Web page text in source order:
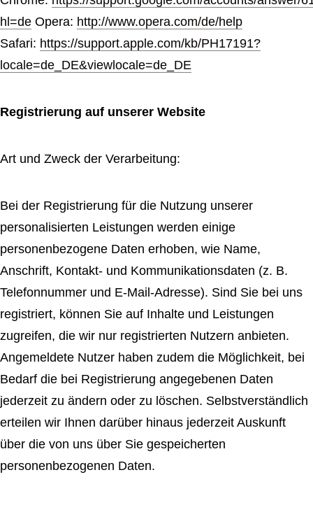
hl=de Opera: http://www.opera.com/de/help
Safari: https://support.apple.com/kb/PH17191?
locale=de_DE&viewlocale=de_DE
Registrierung auf unserer Website
Art und Zweck der Verarbeitung:
Bei der Registrierung für die Nutzung unserer
personalisierten Leistungen werden einige
personenbezogene Daten erhoben, wie Name,
Anschrift, Kontakt- und Kommunikationsdaten (z. B.
Telefonnummer und E-Mail-Adresse). Sind Sie bei uns
registriert, können Sie auf Inhalte und Leistungen
zugreifen, die wir nur registrierten Nutzern anbieten.
Angemeldete Nutzer haben zudem die Möglichkeit, bei
Bedarf die bei Registrierung angegebenen Daten
jederzeit zu ändern oder zu löschen. Selbstverständlich
erteilen wir Ihnen darüber hinaus jederzeit Auskunft
über die von uns über Sie gespeicherten
personenbezogenen Daten.